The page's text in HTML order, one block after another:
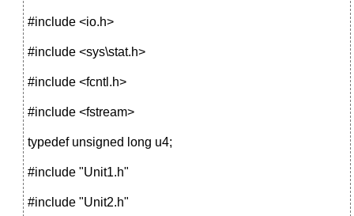
#include <io.h>
#include <sys\stat.h>
#include <fcntl.h>
#include <fstream>
typedef unsigned long u4;
#include "Unit1.h"
#include "Unit2.h"